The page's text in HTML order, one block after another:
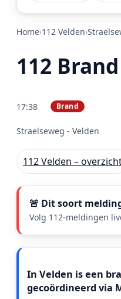
Home 112 Velden
112
17:38 Brand
Straelseweg - Velden
112 Velden –
🚨 Dit soort
Volg 112-meldingen
In Velden is een
gecoördineerd via